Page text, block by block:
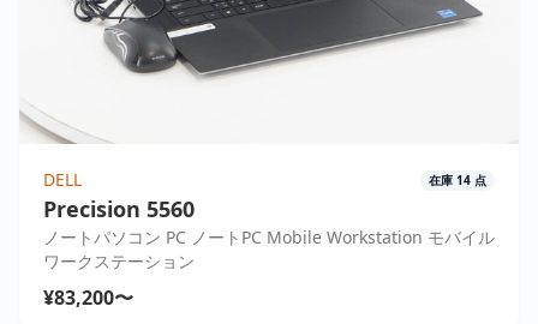
DELL 在庫 14 点
Precision 5560
ノートパソコン PC ノートPC Mobile Workstation モバイル
ワークステーション
¥83,200〜